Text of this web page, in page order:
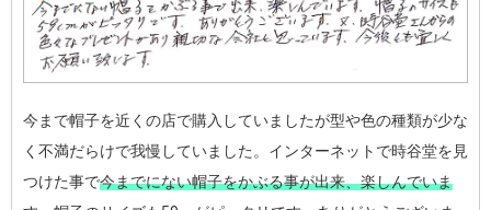
今まで帽子を近くの店で購入していましたが型や色の種類が少な
く不満だらけで我慢していました。インターネットで時谷堂を見
つけた事で今までにない帽子をかぶる事が出来、楽しんでいま